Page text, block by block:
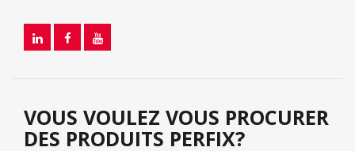
VOUS VOULEZ VOUS PROCURER
DES PRODUITS PERFIX?